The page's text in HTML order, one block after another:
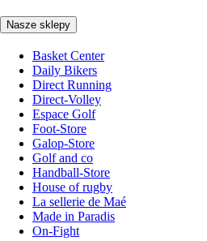
Nasze sklepy
Basket Center
Daily Bikers
Direct Running
Direct-Volley
Espace Golf
Foot-Store
Galop-Store
Golf and co
Handball-Store
House of rugby
La sellerie de Maé
Made in Paradis
On-Fight